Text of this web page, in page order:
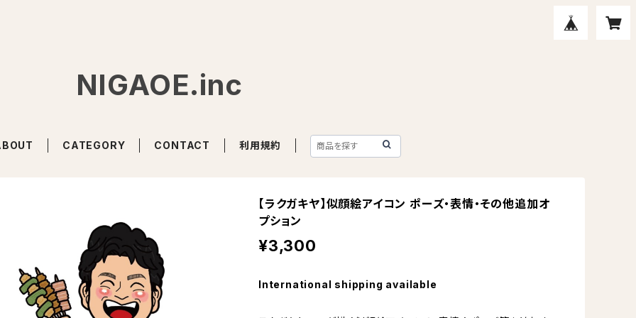
NIGAOE.inc
CATEGORY CONTACT 利用規約
【ラクガキヤ】似顔絵アイコン ポーズ・表情・その他追加オ
プション
¥3,300
International shipping available